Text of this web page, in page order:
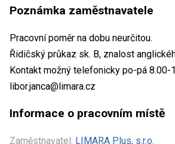
Poznámka zaměstnavatele
Pracovní poměr na dobu neurčitou.
Řidičský průkaz sk. B, znalost
Kontakt možný telefonicky po-pá 8.00-
libor.janca@limara.cz
Informace o pracovním místě
Zaměstnavatel: LIMARA Plus, s.r.o.